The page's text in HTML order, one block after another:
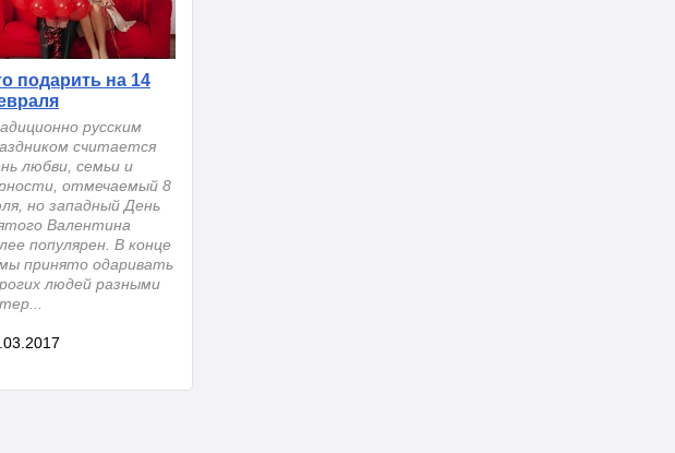
подарить на 14
русским
считается
любви, семьи и
отмечаемый 8
но западный День
Валентина
популярен. В конце
принято одаривать
людей разными